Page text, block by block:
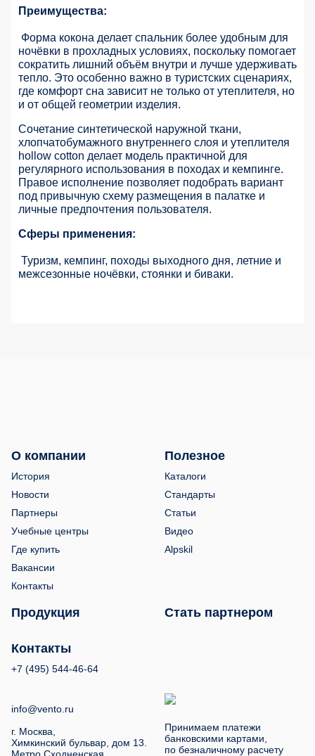
Преимущества:
Форма кокона делает спальник более удобным для
ночёвки в прохладных условиях, поскольку помогает
сократить лишний объём внутри и лучше удерживать
тепло. Это особенно важно в туристских сценариях,
где комфорт сна зависит не только от утеплителя, но
и от общей геометрии изделия.
Сочетание синтетической наружной ткани,
хлопчатобумажного внутреннего слоя и утеплителя
hollow cotton делает модель практичной для
регулярного использования в походах и кемпинге.
Правое исполнение позволяет подобрать вариант
под привычную схему размещения в палатке и
личные предпочтения пользователя.
Сферы применения:
Туризм, кемпинг, походы выходного дня, летние и
межсезонные ночёвки, стоянки и биваки.
О компании
История
Новости
Партнеры
Учебные центры
Где купить
Вакансии
Контакты
Полезное
Каталоги
Стандарты
Статьи
Видео
Alpskil
Продукция Стать партнером
Контакты
+7 (495) 544-46-64
info@vento.ru
г. Москва,
Химкинский бульвар, дом 13.
Принимаем платежи
банковскими картами,
по безналичному расчету